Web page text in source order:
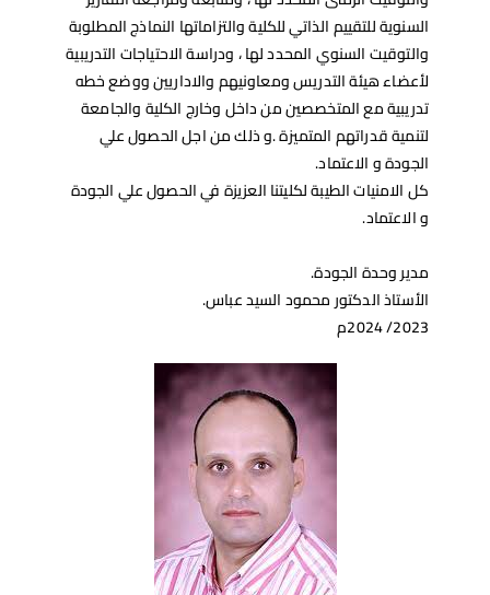
السنوية للتقييم الذاتي للكلية والتزاماتها النماذج المطلوبة
والتوقيت السنوي المحدد لها ، ودراسة الاحتياجات التدريبية
لأعضاء هيئة التدريس ومعاونيهم والاداريين ووضع خطه
تدريبية مع المتخصصين من داخل وخارج الكلية والجامعة
لتنمية قدراتهم المتميزة .و ذلك من اجل الحصول علي
الجودة و الاعتماد.
كل الامنيات الطيبة لكليتنا العزيزة في الحصول علي الجودة
و الاعتماد.
مدير وحدة الجودة.
الأستاذ الدكتور محمود السيد عباس.
2023/ 2024م